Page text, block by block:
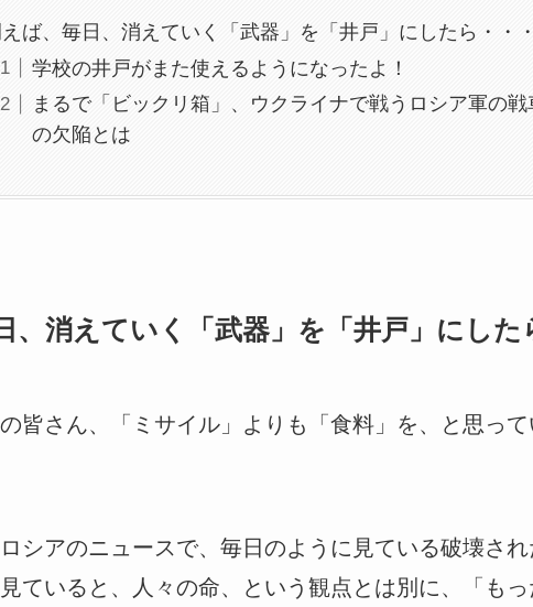
ば、毎日、消えていく「武器」を「井戸」にしたら・・
学校の井戸がまた使えるようになったよ！
まるで「ビックリ箱」、ウクライナで戦うロシア軍の
の欠陥とは
、消えていく「武器」を「井戸」にした
皆さん、「ミサイル」よりも「食料」を、と思って
シアのニュースで、毎日のように見ている破壊さ
ていると、人々の命、という観点とは別に、「も